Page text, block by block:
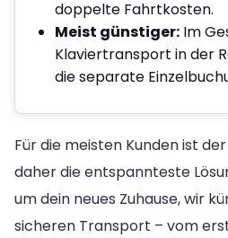
doppelte Fahrtkosten.
Meist günstiger: Im
Klaviertransport in der
die separate
Für die meisten Kunden ist
daher die entspannteste
um dein neues Zuhause, wir
sicheren Transport – vom